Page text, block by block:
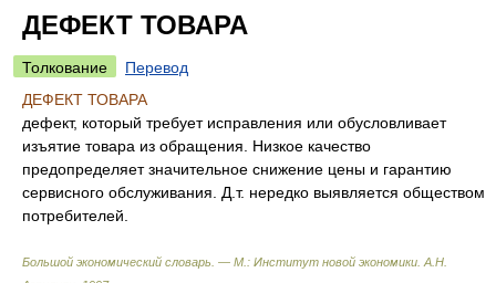
ДЕФЕКТ ТОВАРА
Толкование
Перевод
ДЕФЕКТ ТОВАРА
дефект, который требует исправления или обусловливает
изъятие товара из обращения. Низкое качество
предопределяет значительное снижение цены и гарантию
сервисного обслуживания. Д.т. нередко выявляется обществом
потребителей.
Большой экономический словарь. — М.: Институт новой экономики А.Н.